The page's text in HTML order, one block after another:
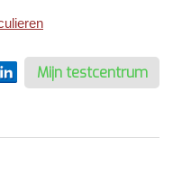
Mijn testcentrum